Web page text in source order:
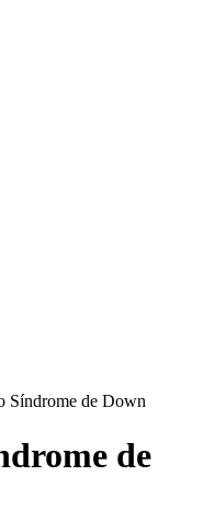
Síndrome de Down
de